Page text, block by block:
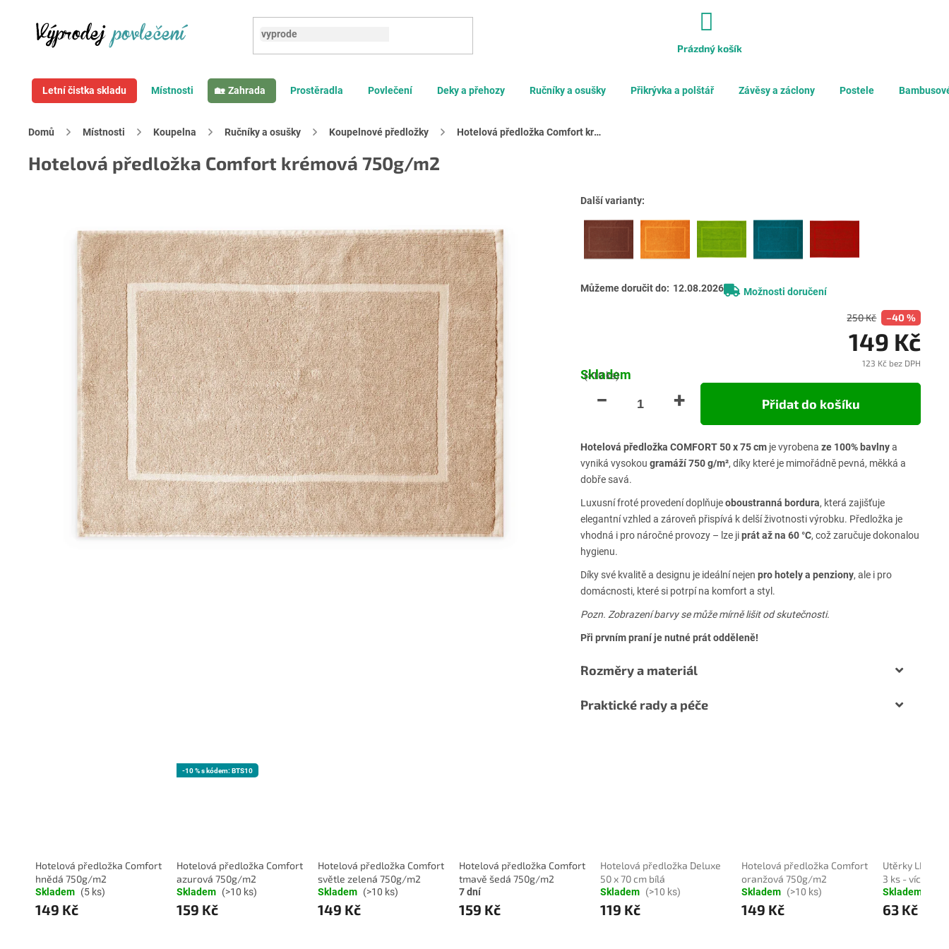
Prázdný košík
Letní čistka skladu Místnosti Zahrada Prostěradla Povlečení Deky a přehozy Ručníky a osušky Přikrývka a polštář Závěsy a záclony Postele
Domů Místnosti Koupelna Ručníky a osušky Koupelnové předložky Hotelová předložka Comfort krémová 750g/m2
Hotelová předložka Comfort krémová 750g/m2
250 Kč –40 %
149 Kč
123 Kč bez DPH
cena:
Skladem
(>10 ks)
Další varianty:
Můžeme doručit do: 12.08.2026 Možnosti doručení
Přidat do košíku
Hotelová předložka COMFORT 50 x 75 cm je vyrobenaze 100% bavlnya
vyniká vysokougramáží 750 g/m², díky které je mimořádně pevná, měkká a
dobře savá.
Luxusní froté provedení doplňujeoboustranná bordura, která zajišťuje
elegantní vzhled a zároveň přispívá k delší životnosti výrobku. Předložka je
vhodná i pro náročné provozy – lze jiprát až na 60 °C, což zaručuje dokonalou
hygienu.
Díky své kvalitě a designu je ideální nejenpro hotely a penziony, ale i pro
domácnosti, které si potrpí na komfort a styl.
Pozn. Zobrazení barvy se může mírně lišit od skutečnosti.
Při prvním praní je nutné prát odděleně!
Rozměry a materiál
Praktické rady a péče
Hotelová předložka Comfort
hnědá 750g/m2
Skladem (5 ks)
149 Kč
-10 % s kódem: BTS10
Hotelová předložka Comfort
azurová 750g/m2
Skladem (>10 ks)
159 Kč
Hotelová předložka Comfort
světle zelená 750g/m2
Skladem (>10 ks)
149 Kč
Hotelová předložka Comfort
tmavě šedá 750g/m2
7 dní
159 Kč
Hotelová předložka Deluxe
50 x 70 cm bílá
Skladem (>10 ks)
119 Kč
Hotelová předložka Comfort
oranžová 750g/m2
Skladem (>10 ks)
149 Kč
Utěrky LINEA
3 ks - více
Skladem
63 Kč